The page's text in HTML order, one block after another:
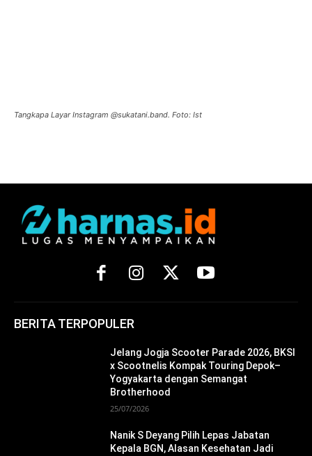
Tangkapa Layar Instagram @sukatani.band. Foto: Ist
BERITA TERPOPULER
Jelang Jogja Scooter Parade 2026, BKSI
x Scootnelis Kompak Touring Depok–
Yogyakarta dengan Semangat
Brotherhood
25/07/2026
Nanik S Deyang Pilih Lepas Jabatan
Kepala BGN, Alasan Kesehatan Jadi